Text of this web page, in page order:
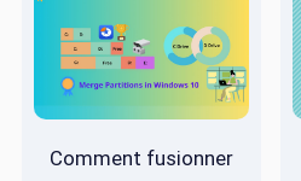
Comment fusionner